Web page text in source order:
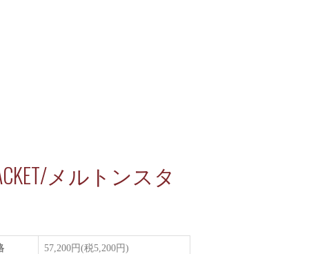
メルトンスタ
57,200円(税5,200円)